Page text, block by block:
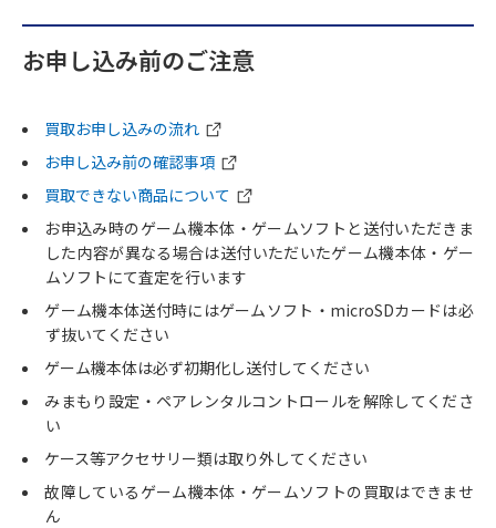
お申し込み前のご注意
買取お申し込みの流れ
お申し込み前の確認事項
買取できない商品について
お申込み時のゲーム機本体・ゲームソフトと送付いただきま
した内容が異なる場合は送付いただいたゲーム機本体・ゲー
ムソフトにて査定を行います
ゲーム機本体送付時にはゲームソフト・microSDカードは必
ず抜いてください
ゲーム機本体は必ず初期化し送付してください
みまもり設定・ペアレンタルコントロールを解除してくださ
い
ケース等アクセサリー類は取り外してください
故障しているゲーム機本体・ゲームソフトの買取はできませ
ん